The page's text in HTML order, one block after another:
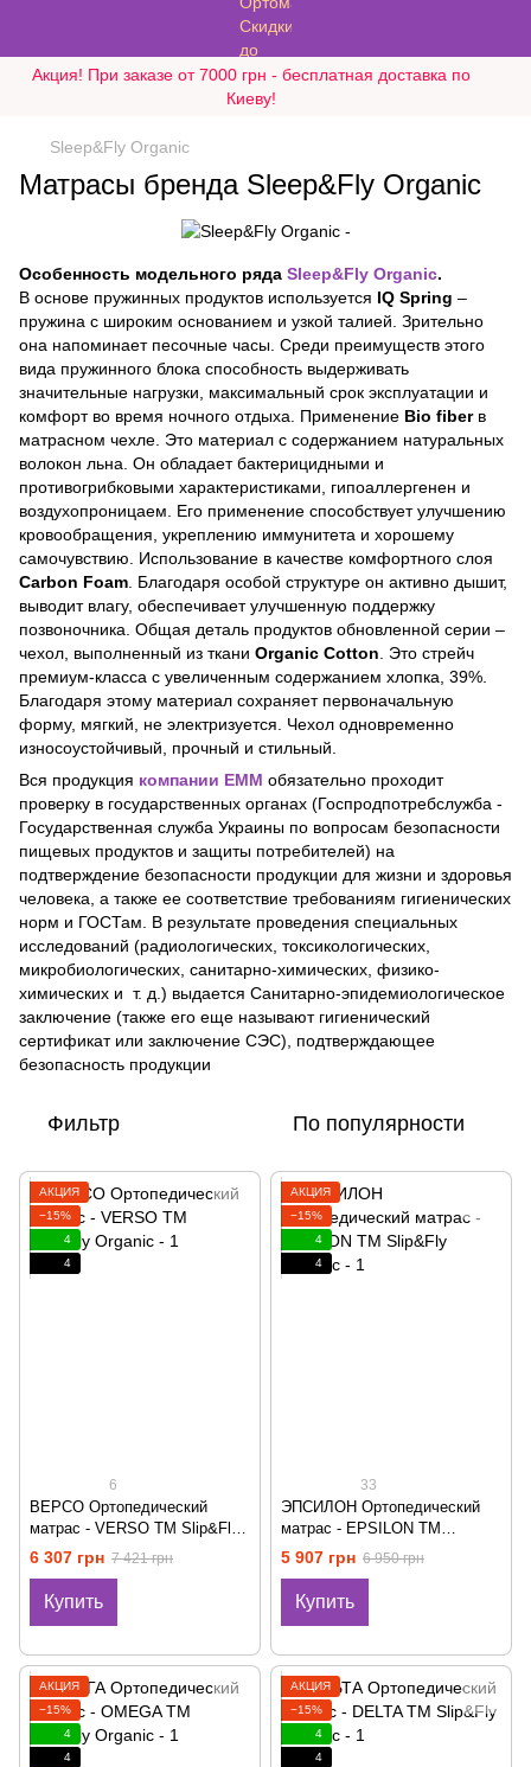
Акция! При заказе от 7000 грн - бесплатная доставка по
Киеву!
Sleep&Fly Organic
Матрасы бренда Sleep&Fly Organic
Особенность модельного ряда Sleep&Fly Organic.
В основе пружинных продуктов используется IQ Spring –
пружина с широким основанием и узкой талией. Зрительно
она напоминает песочные часы. Среди преимуществ этого
вида пружинного блока способность выдерживать
значительные нагрузки, максимальный срок эксплуатации и
комфорт во время ночного отдыха. Применение Bio fiberв
матрасном чехле. Это материал с содержанием натуральных
волокон льна. Он обладает бактерицидными и
противогрибковыми характеристиками, гипоаллергенен и
воздухопроницаем. Его применение способствует улучшению
кровообращения, укреплению иммунитета и хорошему
самочувствию. Использование в качестве комфортного слоя
Carbon Foam. Благодаря особой структуре он активно дышит,
выводит влагу, обеспечивает улучшенную поддержку
позвоночника. Общая деталь продуктов обновленной серии –
чехол, выполненный из ткани Organic Cotton. Это стрейч
премиум-класса с увеличенным содержанием хлопка, 39%.
Благодаря этому материал сохраняет первоначальную
форму, мягкий, не электризуется. Чехол одновременно
износоустойчивый, прочный и стильный.
Вся продукция компании ЕММ обязательно проходит
проверку в государственных органах (Госпродпотребслужба -
Государственная служба Украины по вопросам безопасности
пищевых продуктов и защиты потребителей) на
подтверждение безопасности продукции для жизни и здоровья
человека, а также ее соответствие требованиям гигиенических
норм и ГОСТам. В результате проведения специальных
исследований (радиологических, токсикологических,
микробиологических, санитарно-химических, физико-
химических и т. д.) выдается Санитарно-эпидемиологическое
заключение (также его еще называют гигиенический
сертификат или заключение СЭС), подтверждающее
безопасность продукции
Фильтр По популярности
АКЦИЯ
−15%
4
4
6
ВЕРСО Ортопедический
матрас - VERSO ТМ Slip&Fly
Organic
6 307 грн 7 421 грн
Купить
АКЦИЯ
−15%
4
4
33
ЭПСИЛОН Ортопедический
матрас - EPSILON ТМ
Slip&Fly Organic
5 907 грн 6 950 грн
Купить
АКЦИЯ
−15%
4
4
АКЦИЯ
−15%
4
4